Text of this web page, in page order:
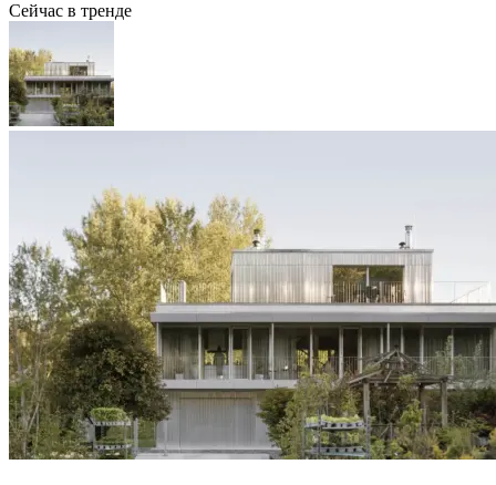
Сейчас в тренде